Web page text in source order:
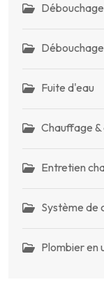
Fuite d'eau
Chauffage
Entretien
Système de
Plombier en